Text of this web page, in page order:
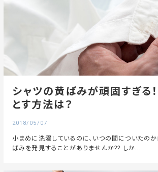
シャツの黄ばみが頑固すぎる
とす方法は？
2018/05/07
小まめに洗濯しているのに、いつの間についたの
ばみを発見することがありませんか?? しか...